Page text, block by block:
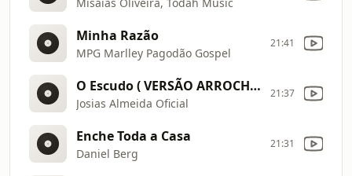
Minha Razão
MPG Marlley Pagodão Gospel
21:41
O Escudo ( VERSÃO ARROCHA )
Josias Almeida Oficial
21:37
Enche Toda a Casa
Daniel Berg
21:31